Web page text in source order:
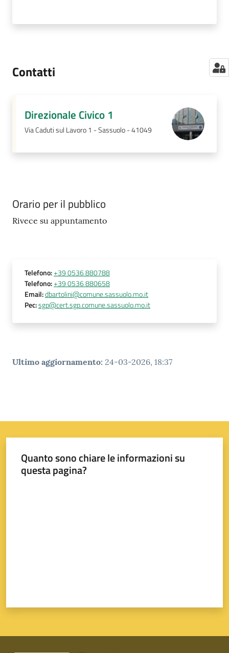
Contatti
Direzionale Civico 1
Via Caduti sul Lavoro 1 - Sassuolo - 41049
Orario per il pubblico
Rivece su appuntamento
Telefono:+39 0536 880788
Telefono:+39 0536 880658
Email:dbartolini@comune.sassuolo.mo.it
Pec:sgp@cert.sgp.comune.sassuolo.mo.it
Ultimo aggiornamento: 24-03-2026, 18:37
Quanto sono chiare le informazioni su
questa pagina?